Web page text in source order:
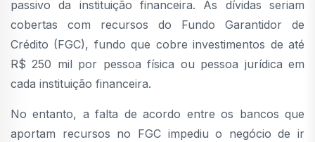
passivo da instituição financeira. As dívidas seriam
cobertas com recursos do Fundo Garantidor de
Crédito (FGC), fundo que cobre investimentos de até
R$ 250 mil por pessoa física ou pessoa jurídica em
cada instituição financeira.
No entanto, a falta de acordo entre os bancos que
aportam recursos no FGC impediu o negócio de ir